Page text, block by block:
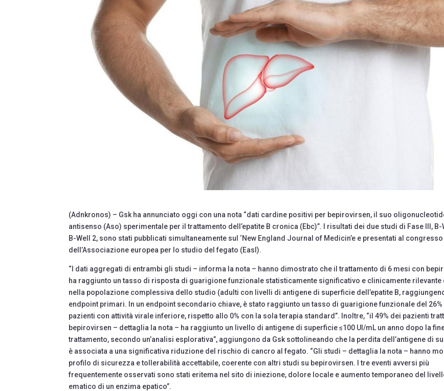
(Adnkronos) – Gsk ha annunciato oggi con una nota “dati cardine positivi per bepirovirsen, il suo
antisenso (Aso) sperimentale per il trattamento dell’epatite B cronica (Ebc)”. I risultati dei due studi di Fase III, B-
B-Well 2, sono stati pubblicati simultaneamente sul ‘New England Journal of Medicin’e e presentati al congresso
dell’Associazione europea per lo studio del fegato (Easl).
“I dati aggregati di entrambi gli studi – informa la nota – hanno dimostrato che il trattamento di 6 mesi con
ha raggiunto un tasso di risposta di guarigione funzionale statisticamente significativo e clinicamente rilevante
nella popolazione complessiva dello studio (adulti con livelli di antigene di superficie dell’epatite B,
endpoint primari. In un endpoint secondario chiave, è stato raggiunto un tasso di guarigione funzionale del 26%
pazienti con attività virale inferiore, rispetto allo 0% con la sola terapia standard”. Inoltre, “il 49% dei pazienti
bepirovirsen – dettaglia la nota – ha raggiunto un livello di antigene di superficie ≤100 UI/mL un anno dopo la
trattamento, secondo un’analisi esplorativa”, aggiungono da Gsk sottolineando che la perdita dell’antigene di
è associata a una significativa riduzione del rischio di cancro al fegato. “Gli studi – dettaglia la nota – hanno
profilo di sicurezza e tollerabilità accettabile, coerente con altri studi su bepirovirsen. I tre eventi avversi più
frequentemente osservati sono stati eritema nel sito di iniezione, dolore locale e aumento temporaneo del
ematico di un enzima epatico”.